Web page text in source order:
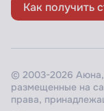
Как получить
© 2003-2026 Аюна,
размещенные на
права,